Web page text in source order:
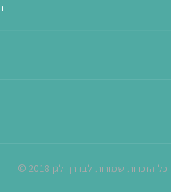
© כל הזכויות שמורות לבדרך לגן 2018